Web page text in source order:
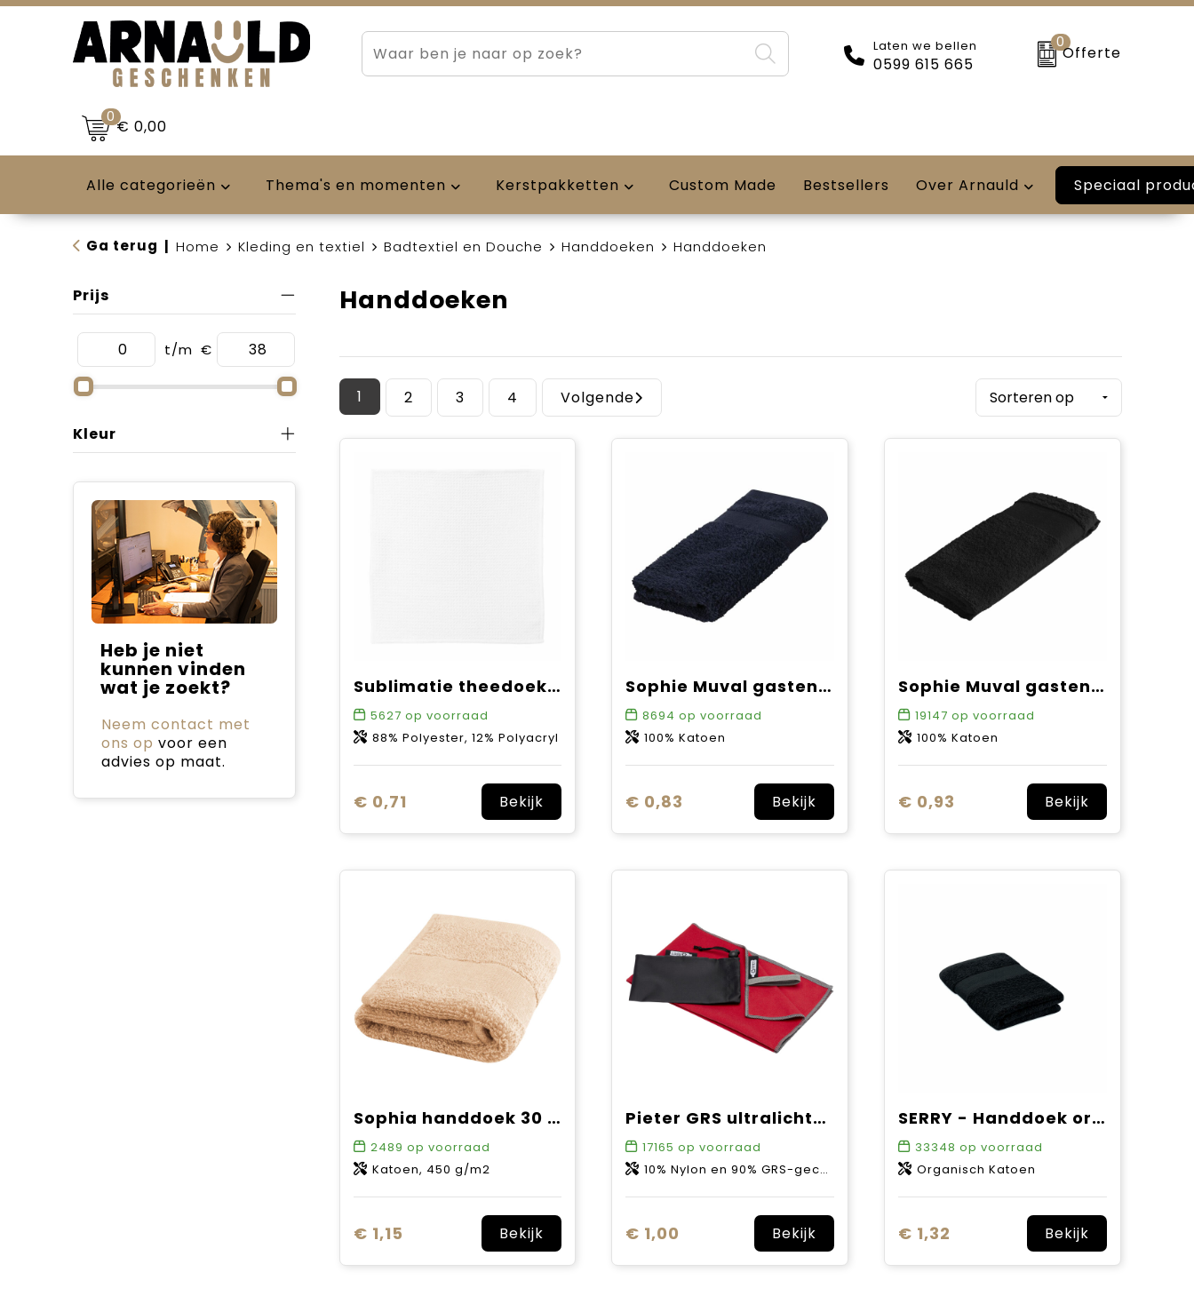
Laten we bellen
0599 615 665
0
Offerte
0€ 0,00
Alle categorieën Thema's en momenten Kerstpakketten Custom Made Bestsellers Over Arnauld Speciaal
Ga terug Home Kleding en textiel Badtextiel en Douche Handdoeken Handdoeken
Prijs
t/m €
Kleur
Heb je niet
kunnen vinden
wat je zoekt?
Neem contact met
ons op voor een
advies op maat.
Handdoeken
1 2 3 4 Volgende
Sublimatie theedoek met reliëf structuur, 30x30 cm, 360 gr/m²
5627 op voorraad
88% Polyester, 12% Polyacryl
€ 0,71 Bekijk
Sophie Muval gastendoek 50x30 cm, 360 gr/m²
8694 op voorraad
100% Katoen
€ 0,83 Bekijk
Sophie Muval gastendoek 50x30 cm, 450 gr/m²
19147 op voorraad
100% Katoen
€ 0,93 Bekijk
Sophia handdoek 30 x 50 cm van 450 g/m² katoen
2489 op voorraad
Katoen, 450 g/m2
€ 1,15 Bekijk
Pieter GRS ultralichte en sneldrogende handdoek 30 x 50 cm
17165 op voorraad
10% Nylon en 90% GRS-gecertificeerd gerecycled polyester, 200 g/m2
€ 1,00 Bekijk
SERRY - Handdoek organisch 50x30cm
33348 op voorraad
Organisch Katoen
€ 1,32 Bekijk